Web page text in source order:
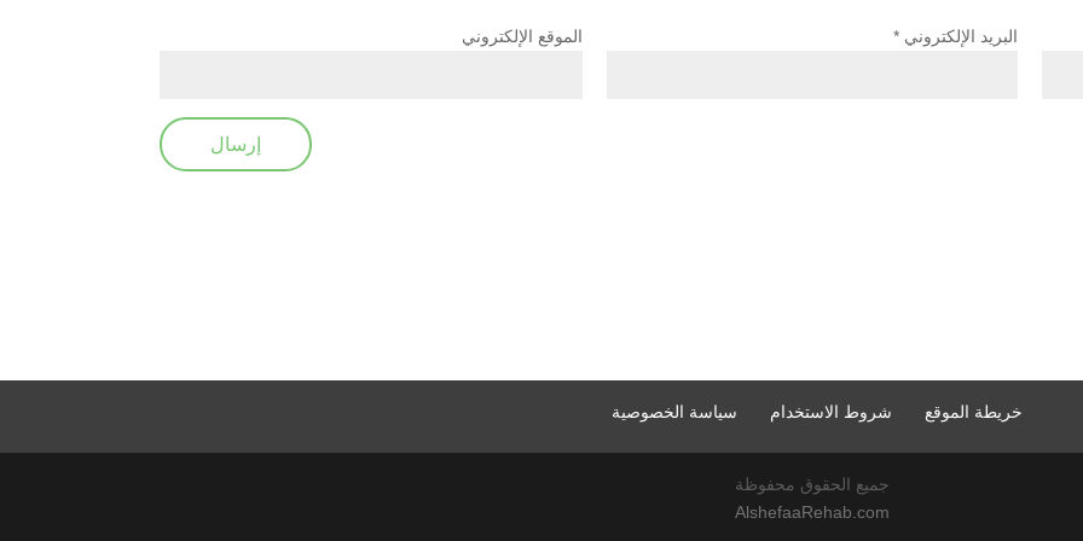
البريد الإلكتروني * الموقع الإلكتروني
خريطة الموقع شروط الاستخدام سياسة الخصوصية
جميع الحقوق محفوظة
AlshefaaRehab.com